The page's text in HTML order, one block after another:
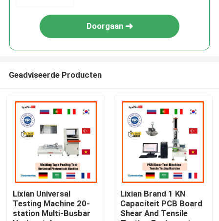
VR-show
Doorgaan
Geadviseerde Producten
Lixian Universal
Testing Machine 20-
station Multi-Busbar
Lixian Brand 1 KN
Capaciteit PCB Board
Shear And Tensile